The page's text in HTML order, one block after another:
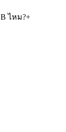
ไหม?+